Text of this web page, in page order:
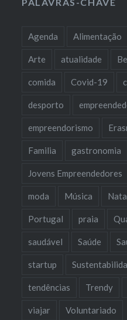
Agenda Alimentação
Arte atualidade
comida Covid-19
desporto
empreendorismo
Familia gastronomia
Jovens Empreendedores
moda Música
Portugal praia
saudável Saúde
startup
tendências Trendy
viajar Voluntariado